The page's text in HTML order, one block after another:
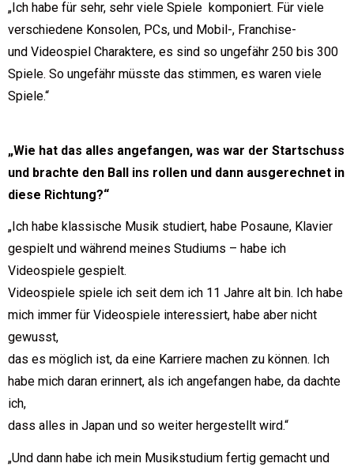
„Ich habe für sehr, sehr viele Spiele komponiert. Für viele
verschiedene Konsolen, PCs, und Mobil-, Franchise-
und Videospiel Charaktere, es sind so ungefähr 250 bis 300
Spiele. So ungefähr müsste das stimmen, es waren viele
Spiele.“
„Wie hat das alles angefangen, was war der Startschuss
und brachte den Ball ins rollen und dann ausgerechnet in
diese Richtung?“
„Ich habe klassische Musik studiert, habe Posaune, Klavier
gespielt und während meines Studiums – habe ich
Videospiele gespielt.
Videospiele spiele ich seit dem ich 11 Jahre alt bin. Ich habe
mich immer für Videospiele interessiert, habe aber nicht
gewusst,
das es möglich ist, da eine Karriere machen zu können. Ich
habe mich daran erinnert, als ich angefangen habe, da dachte
ich,
dass alles in Japan und so weiter hergestellt wird.“
„Und dann habe ich mein Musikstudium fertig gemacht und